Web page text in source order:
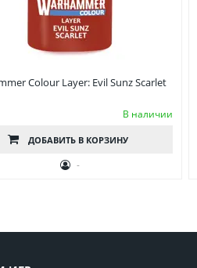
Colour Layer: Evil Sunz Scarlet
В наличии
ДОБАВИТЬ В КОРЗИНУ
-